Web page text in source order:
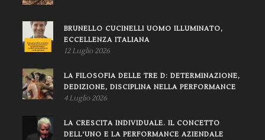
BRUNELLO CUCINELLI UOMO ILLUMINATO,
ECCELLENZA ITALIANA
12 Luglio 2026
LA FILOSOFIA DELLE TRE D: DETERMINAZIONE,
DEDIZIONE, DISCIPLINA NELLA PERFORMANCE
4 Luglio 2026
LA CRESCITA INDIVIDUALE. IL CONCETTO
DELL'UNO E LA PERFORMANCE AZIENDALE